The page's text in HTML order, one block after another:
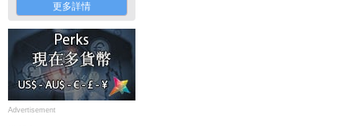
更多詳情
Advertisement